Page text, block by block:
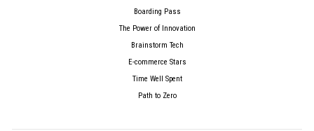
Boarding Pass
The Power of Innovation
Brainstorm Tech
E-commerce Stars
Time Well Spent
Path to Zero